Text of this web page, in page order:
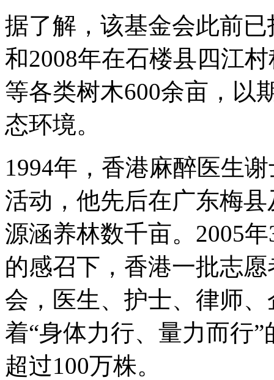
据了解，该基金会此前
和2008年在石楼县四江
等各类树木600余亩，以
态环境。
1994年，香港麻醉医生
活动，他先后在广东梅
源涵养林数千亩。2005
的感召下，香港一批志
会，医生、护士、律师
着“身体力行、量力而行
超过100万株。